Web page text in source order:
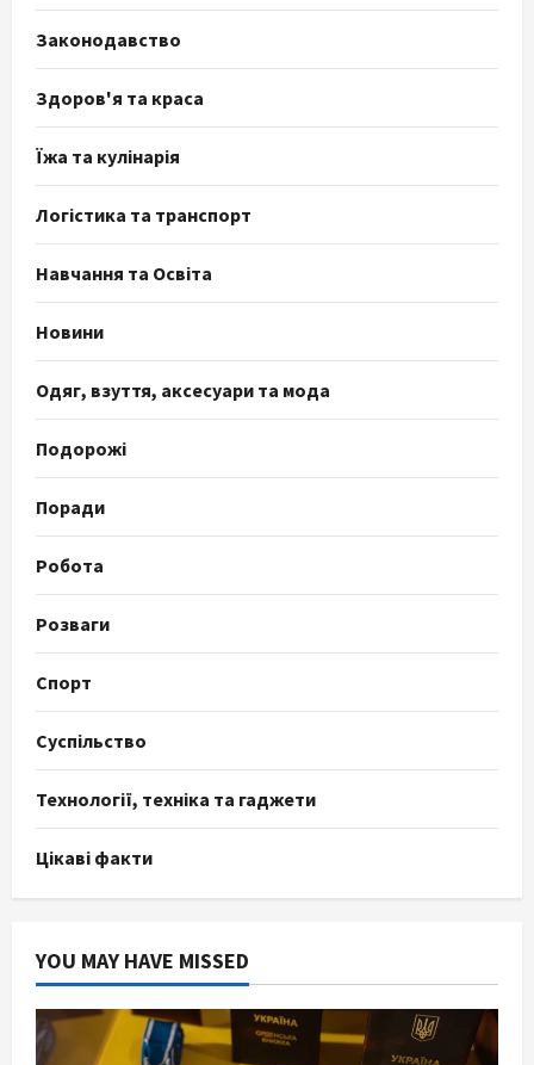
Законодавство
Здоров'я та краса
Їжа та кулінарія
Логістика та транспорт
Навчання та Освіта
Новини
Одяг, взуття, аксесуари та мода
Подорожі
Поради
Робота
Розваги
Спорт
Суспільство
Технології, техніка та гаджети
Цікаві факти
YOU MAY HAVE MISSED